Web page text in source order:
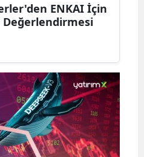
ENKAI İçin